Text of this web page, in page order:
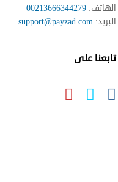
الهاتف: 00213666344279
البريد: support@payzad.com
تابعنا على